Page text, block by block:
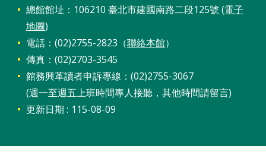
通
系
English
總館館址：106210 臺北市建國南路二段125號 (電子
地圖)
電話：(02)2755-2823（聯絡本館）
傳真：(02)2703-3545
館務興革讀者申訴專線：(02)2755-3067
(週一至週五上班時間專人接聽，其他時間請留言)
更新日期
115-08-09